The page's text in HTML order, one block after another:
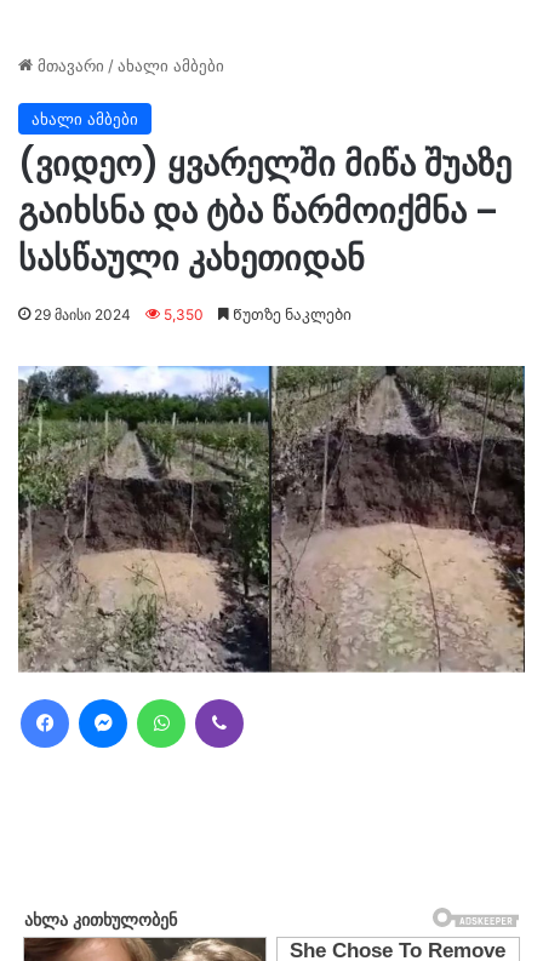
მთავარი /ახალი ამბები
ახალი ამბები
(ვიდეო) ყვარელში მიწა შუაზე
გაიხსნა და ტბა წარმოიქმნა –
სასწაული კახეთიდან
29 მაისი 2024 5,350 Წუთზე ნაკლები
FacebookMessengerWhatsApp